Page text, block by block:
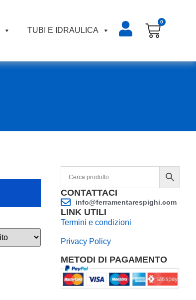
TUBI E IDRAULICA
0
CONTATTACI
info@ferramentarespighi.com
LINK UTILI
Termini e condizioni
Privacy Policy
METODI DI PAGAMENTO